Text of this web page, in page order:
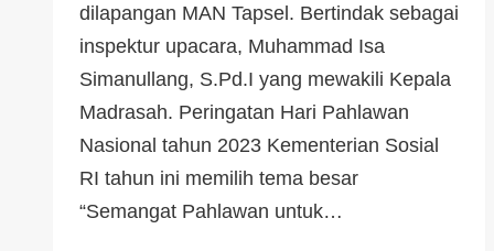
dilapangan MAN Tapsel. Bertindak sebagai
inspektur upacara, Muhammad Isa
Simanullang, S.Pd.I yang mewakili Kepala
Madrasah. Peringatan Hari Pahlawan
Nasional tahun 2023 Kementerian Sosial
RI tahun ini memilih tema besar
“Semangat Pahlawan untuk…